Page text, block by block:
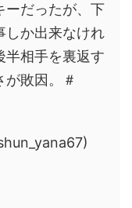
ーだったが、下
しか出来なけれ
半相手を裏返す
敗因。＃